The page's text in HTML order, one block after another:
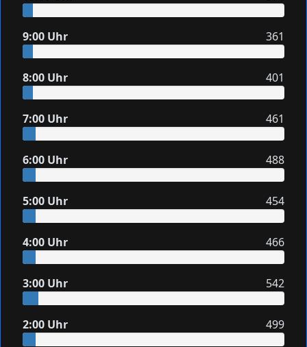
9:00 Uhr 361
8:00 Uhr 401
7:00 Uhr 461
6:00 Uhr 488
5:00 Uhr 454
4:00 Uhr 466
3:00 Uhr 542
2:00 Uhr 499